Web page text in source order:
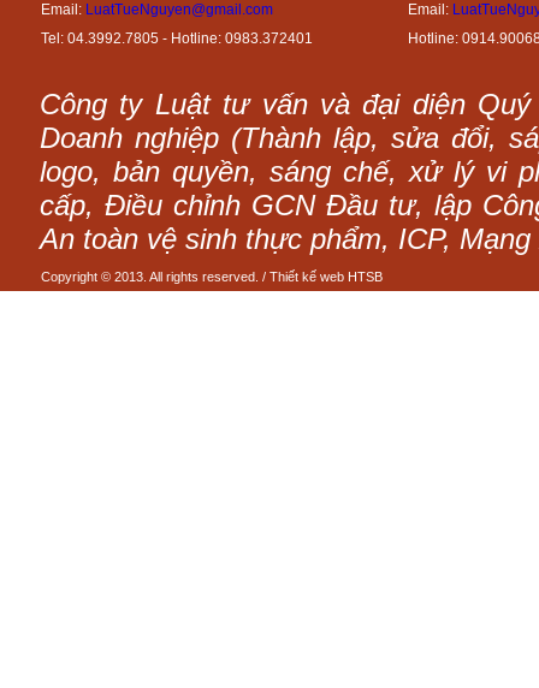
Email: LuatTueNguyen@gmail.com
Tel: 04.3992.7805 - Hotline: 0983.372401
Email:
Hotline:
Công ty Luật tư vấn và đại diện
Doanh nghiệp (Thành lập, sửa đổi,
logo, bản quyền, sáng chế, xử lý vi
cấp, Điều chỉnh GCN Đầu tư, lập
An toàn vệ sinh thực phẩm, ICP,
Copyright © 2013. All rights reserved. / Thiết kế web HTSB